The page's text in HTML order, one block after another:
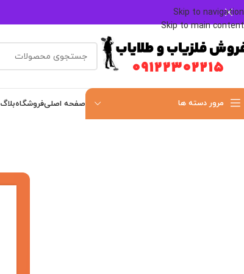
Skip to navigation
Skip to main content
مرور دسته ها صفحه اصلیفروشگاهبلاگ